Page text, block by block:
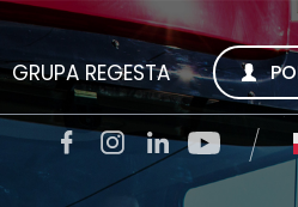
GRUPA REGESTA
REGESTA S.A.